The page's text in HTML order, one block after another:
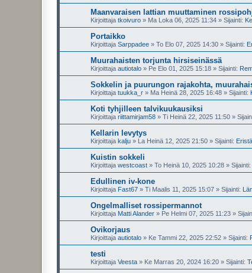
Maanvaraisen lattian muuttaminen
Kirjoittaja tkoivuro » Ma Loka 06, 2025 11:34 » Sijainti:
Portaikko
Kirjoittaja Sarppadee » To Elo 07, 2025 14:30 » Sijainti:
Muurahaisten torjunta hirsiseinässä
Kirjoittaja autiotalo » Pe Elo 01, 2025 15:18 » Sijainti:
Sokkelin ja puurungon rajakohta,
Kirjoittaja tuukka_r » Ma Heinä 28, 2025 16:48 » Sijainti:
Koti tyhjilleen talvikuukausiksi
Kirjoittaja riittamirjam58 » Ti Heinä 22, 2025 11:50 »
Kellarin levytys
Kirjoittaja kalju » La Heinä 12, 2025 21:50 » Sijainti:
Kuistin sokkeli
Kirjoittaja westcoast » To Heinä 10, 2025 10:28 » Sijainti:
Edullinen iv-kone
Kirjoittaja Fast67 » Ti Maalis 11, 2025 15:07 » Sijainti:
Ongelmalliset rossipermannot
Kirjoittaja Matti Alander » Pe Helmi 07, 2025 11:23 »
Ovikorjaus
Kirjoittaja autiotalo » Ke Tammi 22, 2025 22:52 » Sijainti:
testi
Kirjoittaja Veesta » Ke Marras 20, 2024 16:20 » Sijainti: